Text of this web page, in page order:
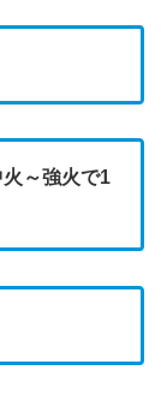
～強火で1